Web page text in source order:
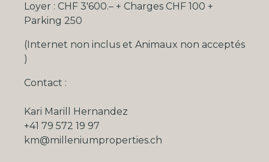
Loyer : CHF 3'600.– + Charges CHF 100 +
Parking 250
(Internet non inclus et Animaux non acceptés
)
Contact :
Kari Marill Hernandez
+41 79 572 19 97
km@milleniumproperties.ch